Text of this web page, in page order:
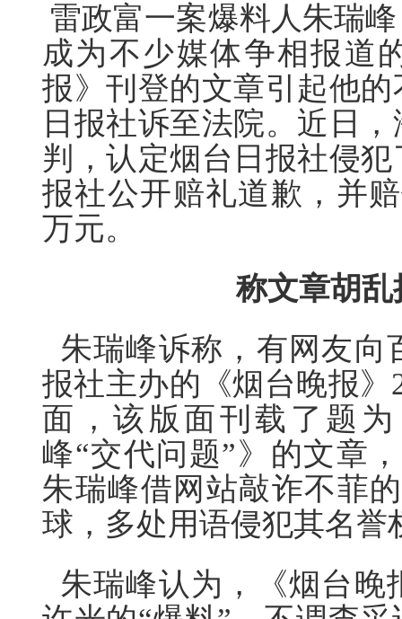
雷政富一案爆料人朱瑞
成为不少媒体争相报道
报》刊登的文章引起他
日报社诉至法院。近日
判，认定烟台日报社侵
报社公开赔礼道歉，并
万元。
称文章胡乱
朱瑞峰诉称，有网友向
报社主办的《烟台晚报》
面，该版面刊载了题
峰“交代问题”》的文章
朱瑞峰借网站敲诈不菲
球，多处用语侵犯其名誉
朱瑞峰认为，《烟台晚